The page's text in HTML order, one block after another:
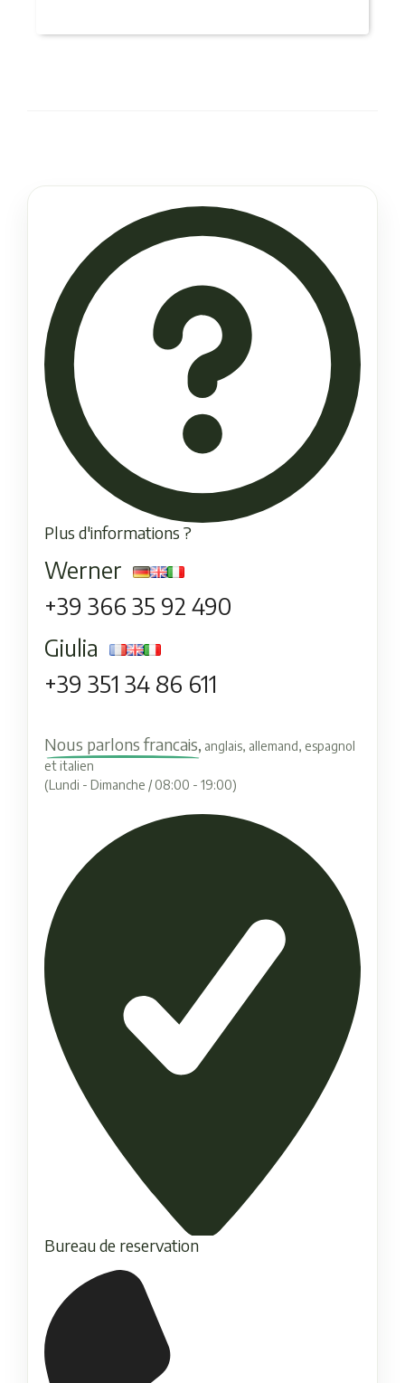
Plus d'informations ?
Werner
+39 366 35 92 490
Giulia
+39 351 34 86 611
Nous parlons francais, anglais, allemand, espagnol
et italien
(Lundi - Dimanche / 08:00 - 19:00)
Bureau de reservation